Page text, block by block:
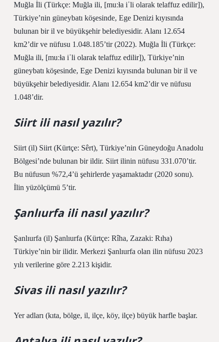
Muğla İli (Türkçe: Muğla ili, [muːɫa iˈli olarak telaffuz edilir]),
Türkiye’nin güneybatı köşesinde, Ege Denizi kıyısında
bulunan bir il ve büyükşehir belediyesidir. Alanı 12.654
km2’dir ve nüfusu 1.048.185’tir (2022). Muğla İli (Türkçe:
Muğla ili, [muːɫa iˈli olarak telaffuz edilir]), Türkiye’nin
güneybatı köşesinde, Ege Denizi kıyısında bulunan bir il ve
büyükşehir belediyesidir. Alanı 12.654 km2’dir ve nüfusu
1.048’dir.
Siirt ili nasıl yazılır?
Siirt (il) Siirt (Kürtçe: Sêrt), Türkiye’nin Güneydoğu Anadolu
Bölgesi’nde bulunan bir ildir. Siirt ilinin nüfusu 331.070’tir.
Bu nüfusun %72,4’ü şehirlerde yaşamaktadır (2020 sonu).
İlin yüzölçümü 5’tir.
Şanlıurfa ili nasıl yazılır?
Şanlıurfa (il) Şanlıurfa (Kürtçe: Rîha, Zazaki: Rıha)
Türkiye’nin bir ilidir. Merkezi Şanlıurfa olan ilin nüfusu 2023
yılı verilerine göre 2.213 kişidir.
Sivas ili nasıl yazılır?
Yer adları (kıta, bölge, il, ilçe, köy, ilçe) büyük harfle başlar.